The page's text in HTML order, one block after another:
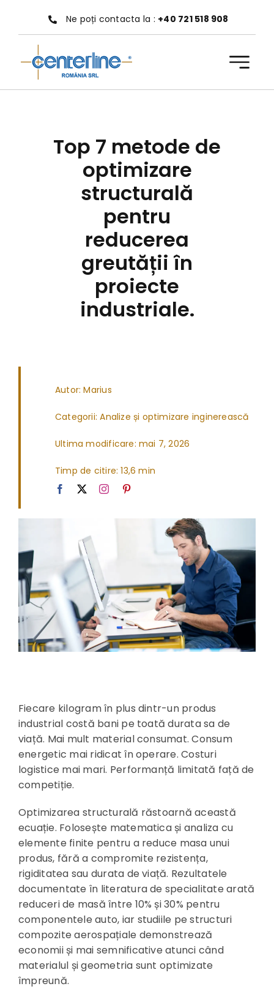
conținut
Ne poți contacta la : +40 721 518 908
Top 7 metode de
optimizare
structurală
pentru
reducerea
greutății în
proiecte
industriale.
Autor: Marius
Categorii:Analize și optimizare inginerească
Ultima modificare: mai 7, 2026
Timp de citire: 13,6 min
Fiecare kilogram în plus dintr-un produs
industrial costă bani pe toată durata sa de
viață. Mai mult material consumat. Consum
energetic mai ridicat în operare. Costuri
logistice mai mari. Performanță limitată față de
competiție.
Optimizarea structurală răstoarnă această
ecuație. Folosește matematica și analiza cu
elemente finite pentru a reduce masa unui
produs, fără a compromite rezistența,
rigiditatea sau durata de viață. Rezultatele
documentate în literatura de specialitate arată
reduceri de masă între 10% și 30% pentru
componentele auto, iar studiile pe structuri
compozite aerospațiale demonstrează
economii și mai semnificative atunci când
materialul și geometria sunt optimizate
împreună.